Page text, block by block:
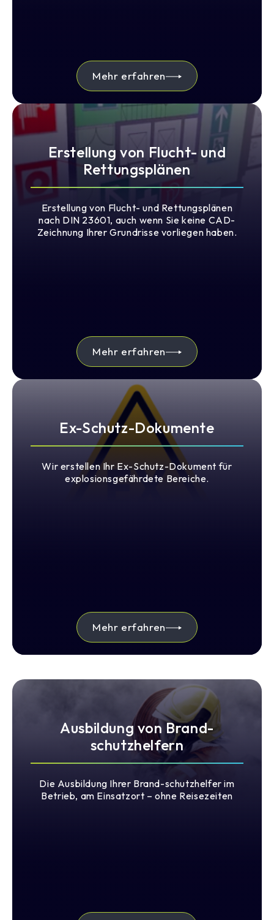
Mehr erfahren
Mehr erfahren
Erstellung von Flucht- und
Rettungsplänen
Erstellung von Flucht- und Rettungsplänen
nach DIN 23601, auch wenn Sie keine CAD-
Zeichnung Ihrer Grundrisse vorliegen haben.
Mehr erfahren
Ex-Schutz-Dokumente
Wir erstellen Ihr Ex-Schutz-Dokument für
explosionsgefährdete Bereiche.
Ausbildung von Brand-
schutzhelfern
Die Ausbildung Ihrer Brand-schutzhelfer im
Betrieb, am Einsatzort – ohne Reisezeiten